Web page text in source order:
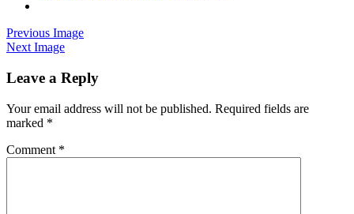
Previous Image
Next Image
Leave a Reply
Your email address will not be published. Required fields are
marked *
Comment *